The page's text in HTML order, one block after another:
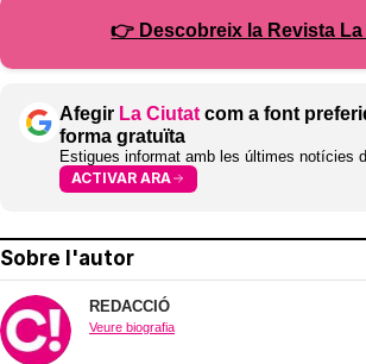
👉 Descobreix la Revista
Afegir La Ciutat com a font
forma gratuïta
Estigues informat amb les últimes notícies
ACTIVAR ARA
Sobre l'autor
REDACCIÓ
Veure biografia